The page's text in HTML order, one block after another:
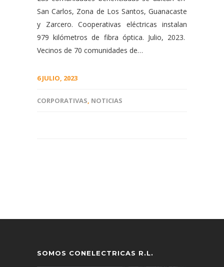
San Carlos, Zona de Los Santos, Guanacaste
y Zarcero. Cooperativas eléctricas instalan
979 kilómetros de fibra óptica. Julio, 2023.
Vecinos de 70 comunidades de…
6 JULIO, 2023
CORPORATIVAS, NOTICIAS
SOMOS CONELECTRICAS R.L.